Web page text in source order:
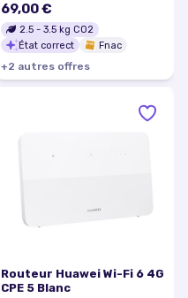
69,00 €
2.5 - 3.5 kg CO2
État correct
Fnac
+2 autres offres
Routeur Huawei Wi-Fi 6 4G
CPE 5 Blanc